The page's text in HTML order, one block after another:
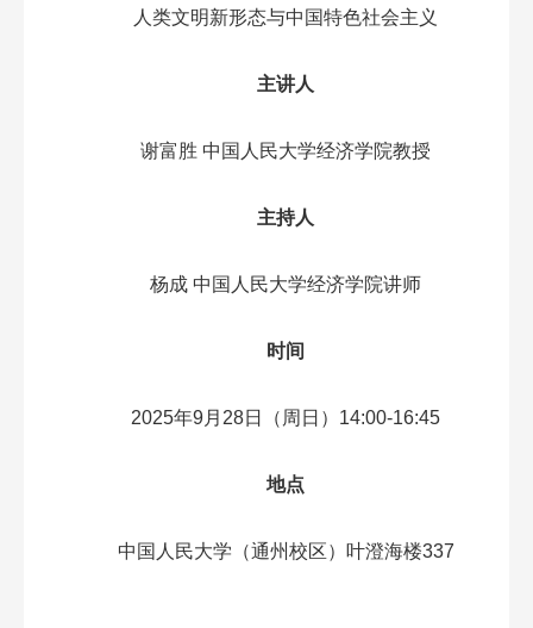
人类文明新形态与中国特色社会主义
主讲人
谢富胜 中国人民大学经济学院教授
主持人
杨成 中国人民大学经济学院讲师
时间
2025年9月28日（周日）14:00-16:45
地点
中国人民大学（通州校区）叶澄海楼337